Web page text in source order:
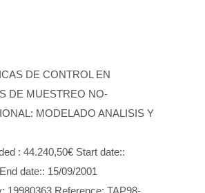
DE CONTROL EN
DE MUESTREO NO-
MODELADO ANALISIS Y
: 44.240,50€ Start date::
date:: 15/09/2001
19980363 Reference: TAP98-